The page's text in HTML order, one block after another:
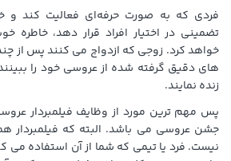
فردی که به صورت حرفه‌ای فعالیت کند و
تضمینی در اختیار افراد قرار دهد، خاطره
خواهد کرد. زوجی که ازدواج می کنند پس از
های دقیق گرفته شده از عروسی خود را
زنده نمایند.
پس مهم ترین مورد از وظایف فیلمبردار
جشن عروسی می باشد. البته که فیلمبردار
نیست. فرد یا تیمی که شما از آن استفاده می